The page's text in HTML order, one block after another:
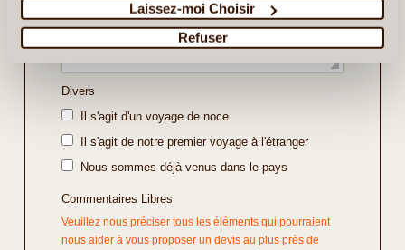
Laissez-moi Choisir
Refuser
Divers
Il s'agit d'un voyage de noce
Il s'agit de notre premier voyage à l'étranger
Nous sommes déjà venus dans le pays
Commentaires Libres
Veuillez nous préciser tous les éléments qui pourraient
nous aider à vous proposer un devis au plus près de